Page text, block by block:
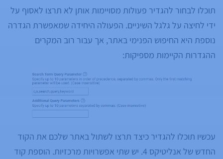
תוכלו לבחור להגדיר פעולות מסויימות אותן לא תרצו לאסוף על
ידי לחיצה על גלגל השיניים. הפעולה היחידה שמאפשרת הגדרה
נוספת היא החיפוש הפנימי באתר, אך עבור רוב המקרים
ההגדרות הקיימות מספיקות:
עכשיו תוכלו להגדיר כיצד תרצו לשתול באתר שלכם את הקוד
החדש של אנליטיקס 4. יש שתי אפשרויות מרכזיות. הוספת קוד